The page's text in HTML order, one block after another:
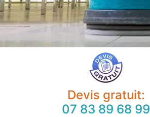
Devis gratuit:
07 83 89 68 99